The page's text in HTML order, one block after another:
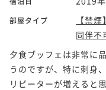
部屋タイプ
【禁
同伴不
夕食ブッフェは非常に
うのですが、特に刺身
リピーターが増えると